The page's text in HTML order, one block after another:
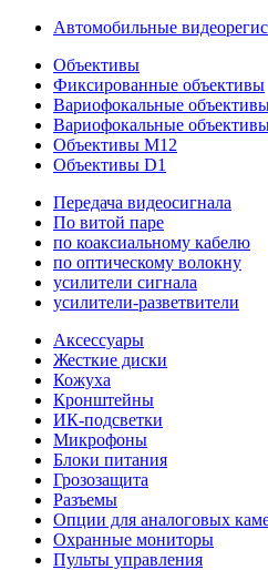
Автомобильные
Объективы
Фиксированные объективы
Вариофокальные
Вариофокальные
Объективы M12
Объективы D1
Передача видеосигнала
По витой паре
по коаксиальному кабелю
по оптическому волокну
усилители сигнала
усилители-разветвители
Аксессуары
Жесткие диски
Кожуха
Кронштейны
ИК-подсветки
Микрофоны
Блоки питания
Грозозащита
Разъемы
Опции для аналоговых
Охранные мониторы
Пульты управления